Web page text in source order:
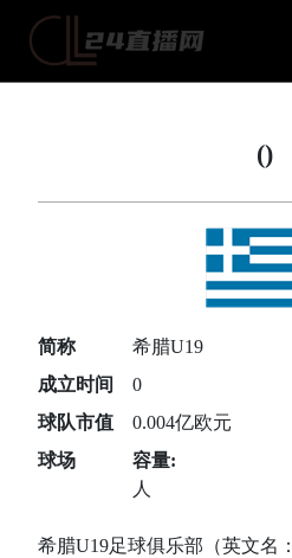
()
简称
希腊U19
成立时间
0
球队市值
0.004亿欧元
球场
容量:
人
希腊U19足球俱乐部（英文名